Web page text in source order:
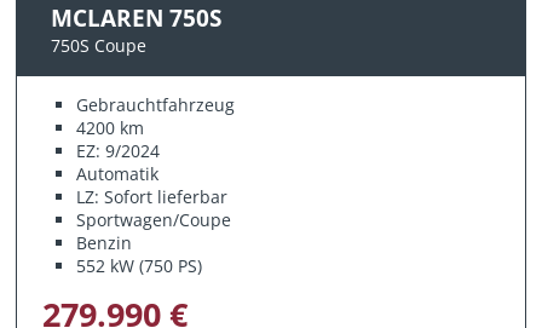
MCLAREN 750S
750S Coupe
Gebrauchtfahrzeug
4200 km
EZ: 9/2024
Automatik
LZ: Sofort lieferbar
Sportwagen/Coupe
Benzin
552 kW (750 PS)
279.990 €